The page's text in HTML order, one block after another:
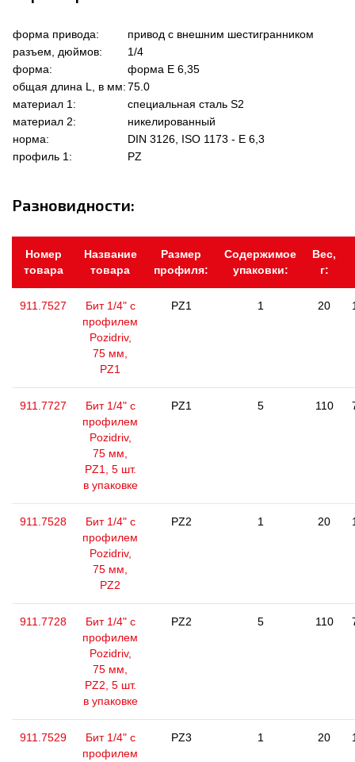
форма привода:
привод с внешним шестигранником
разъем, дюймов:
1/4
форма:
форма Е 6,35
общая длина L, в мм:75.0
материал 1:
специальная сталь S2
материал 2:
никелированный
норма:
DIN 3126, ISO 1173 - E 6,3
профиль 1:
PZ
Разновидности:
Номер
товара
Название
товара
Размер
профиля:
Содержимое
упаковки:
Вес,
г:
911.7527
Бит 1/4" с
профилем
Pozidriv,
75 мм,
PZ1
PZ1 1 20
911.7727
Бит 1/4" с
профилем
Pozidriv,
75 мм,
PZ1, 5 шт.
в упаковке
PZ1 5 110
911.7528
Бит 1/4" с
профилем
Pozidriv,
75 мм,
PZ2
PZ2 1 20
911.7728
Бит 1/4" с
профилем
Pozidriv,
75 мм,
PZ2, 5 шт.
в упаковке
PZ2 5 110
911.7529
Бит 1/4" с
профилем
PZ3 1 20